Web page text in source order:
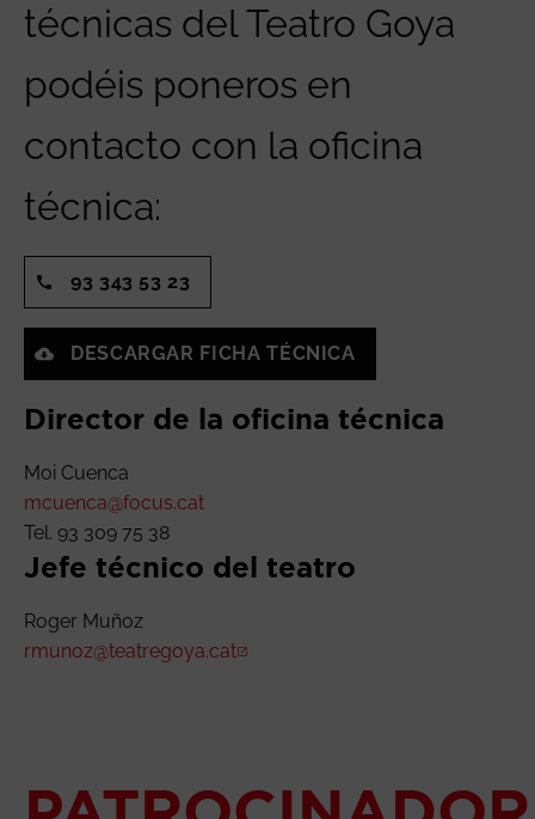
técnicas del Teatro Goya
podéis poneros en
contacto con la oficina
técnica:
93 343 53 23
DESCARGAR FICHA TÉCNICA
Director de la oficina técnica
Moi Cuenca
mcuenca@focus.cat
Tel. 93 309 75 38
Jefe técnico del teatro
Roger Muñoz
rmunoz@teatregoya.cat